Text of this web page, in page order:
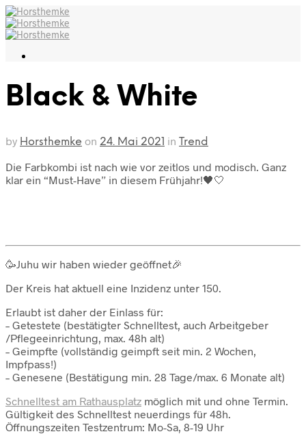
Black & White
by Horsthemke on 24. Mai 2021 in Trend
Die Farbkombi ist nach wie vor zeitlos und modisch. Ganz
klar ein “Must-Have” in diesem Frühjahr!🖤🤍
🥳Juhu wir haben wieder geöffnet🎉
Der Kreis hat aktuell eine Inzidenz unter 150.
Erlaubt ist daher der Einlass für:
– Getestete (bestätigter Schnelltest, auch Arbeitgeber
/Pflegeeinrichtung, max. 48h alt)
– Geimpfte (vollständig geimpft seit min. 2 Wochen,
Impfpass!)
– Genesene (Bestätigung min. 28 Tage/max. 6 Monate alt)
Schnelltest am Rathausplatz möglich mit und ohne Termin.
Gültigkeit des Schnelltest neuerdings für 48h.
Öffnungszeiten Testzentrum: Mo-Sa, 8-19 Uhr